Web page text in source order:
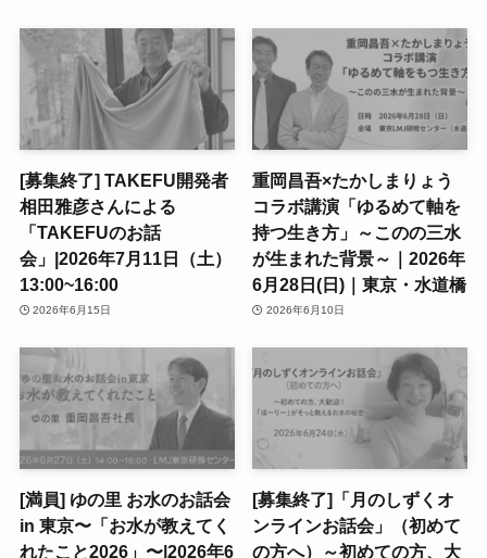
[募集終了] TAKEFU開発者
相田雅彦さんによる
「TAKEFUのお話
会」|2026年7月11日（土）
13:00~16:00
2026年6月15日
重岡昌吾×たかしまりょう
コラボ講演「ゆるめて軸を
持つ生き方」～このの三水
が生まれた背景～｜2026年
6月28日(日)｜東京・水道橋
2026年6月10日
[満員] ゆの里 お水のお話会
in 東京〜「お水が教えてく
れたこと2026」〜|2026年6
[募集終了]「月のしずくオ
ンラインお話会」（初めて
の方へ）～初めての方、大